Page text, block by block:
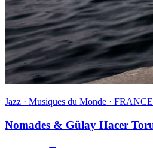
Jazz · Musiques du Monde ·
Nomades & Gülay Hacer